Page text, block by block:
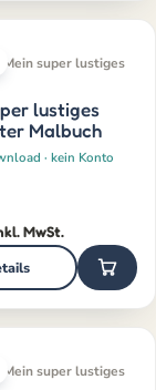
Mein super lustiges
lustiges
Malbuch
· kein Konto
MwSt.
Mein super lustiges